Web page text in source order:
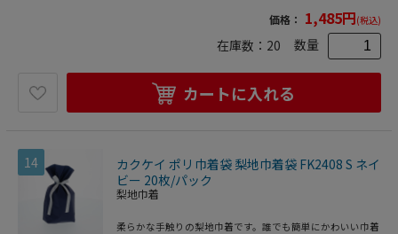
価格： 1,485円(税込)
在庫数： 20 数量
カートに入れる
14
カクケイ ポリ巾着袋 梨地巾着袋 FK2408 S ネイ
ビー 20枚/パック
梨地巾着
柔らかな手触りの梨地巾着です。誰でも簡単にかわいい巾着